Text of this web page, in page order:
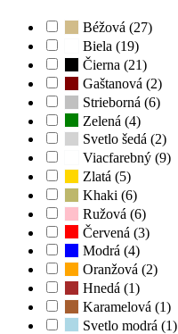
Béžová (27)
Biela (19)
Čierna (21)
Gaštanová (2)
Strieborná (6)
Zelená (4)
Svetlo šedá (2)
Viacfarebný (9)
Zlatá (5)
Khaki (6)
Ružová (6)
Červená (3)
Modrá (4)
Oranžová (2)
Hnedá (1)
Karamelová (1)
Svetlo modrá (1)